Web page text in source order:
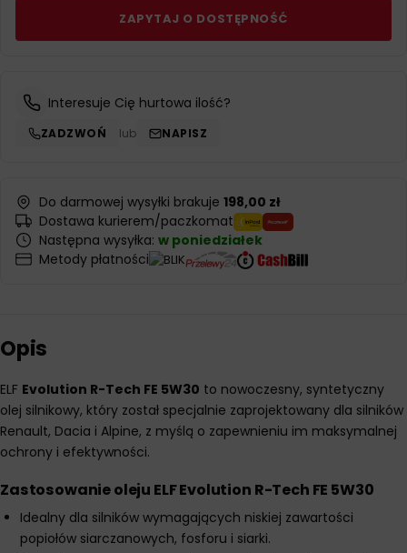
ZAPYTAJ O DOSTĘPNOŚĆ
Interesuje Cię hurtowa ilość?
ZADZWOŃ lub NAPISZ
Do darmowej wysyłki brakuje 198,00 zł
Dostawa kurierem/paczkomat
Następna wysyłka: w poniedziałek
Metody płatności
Opis
ELF Evolution R-Tech FE 5W30 to nowoczesny, syntetyczny
olej silnikowy, który został specjalnie zaprojektowany dla silników
Renault, Dacia i Alpine, z myślą o zapewnieniu im maksymalnej
ochrony i efektywności.
Zastosowanie oleju ELF Evolution R-Tech FE 5W30
Idealny dla silników wymagających niskiej zawartości
popiołów siarczanowych, fosforu i siarki.